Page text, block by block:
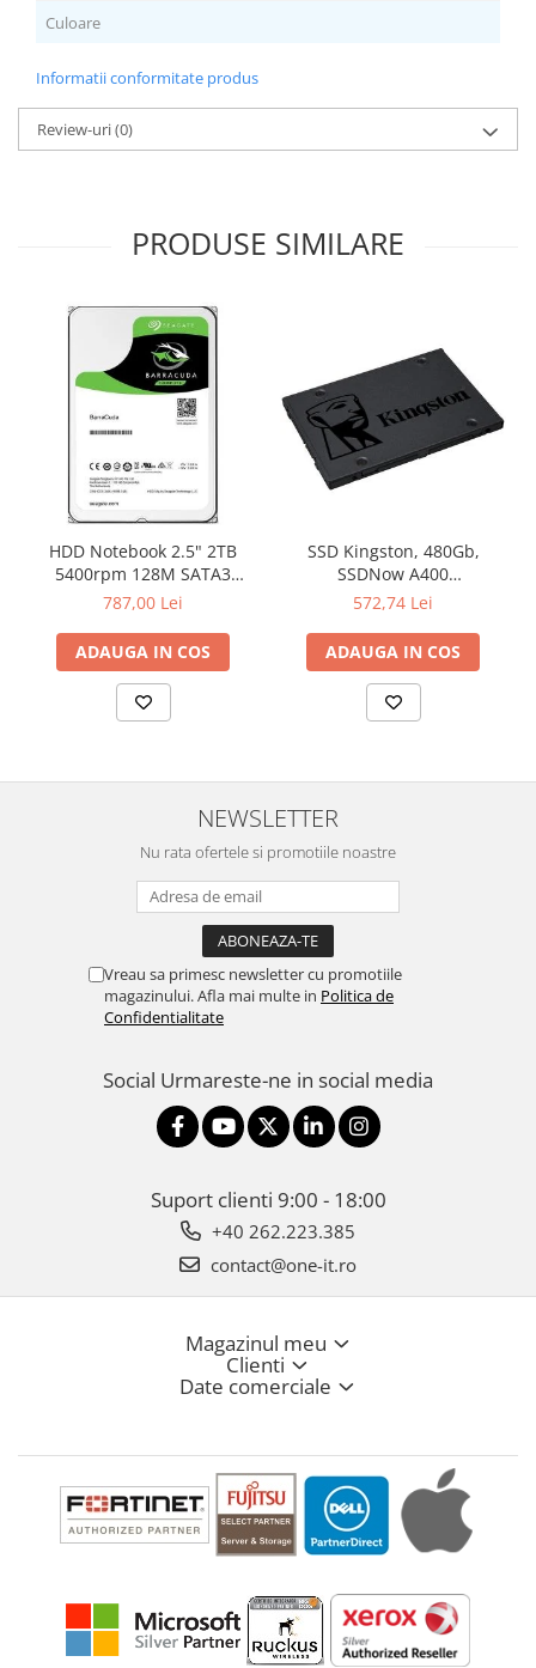
Culoare
Informatii conformitate produs
Review-uri(0)
PRODUSE SIMILARE
HDD Notebook 2.5" 2TB
5400rpm 128M SATA3
SEAGATE
787,00 Lei
ADAUGA IN COS
SSD Kingston, 480Gb,
SSDNow A400
"SA400S37/480G"
572,74 Lei
ADAUGA IN COS
NEWSLETTER
Nu rata ofertele si promotiile noastre
Vreau sa primesc newsletter cu promotiile
magazinului. Afla mai multe in Politica de
Confidentialitate
Social Urmareste-ne in social media
Suport clienti 9:00 - 18:00
+40 262.223.385
contact@one-it.ro
Magazinul meu
Clienti
Date comerciale